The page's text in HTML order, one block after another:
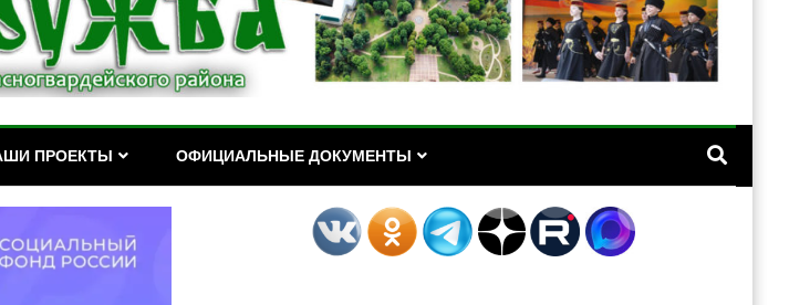
района РА
ПРОЕКТЫ ОФИЦИАЛЬНЫЕ ДОКУМЕНТЫ